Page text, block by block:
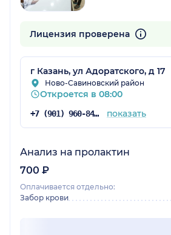
Лицензия проверена
г Казань, ул Адоратского, д 17
Ново-Савиновский район
Откроется в 08:00
+7 (901) 960-84-71 показать
Анализ на пролактин
700 ₽
Оплачивается отдельно:
Забор крови